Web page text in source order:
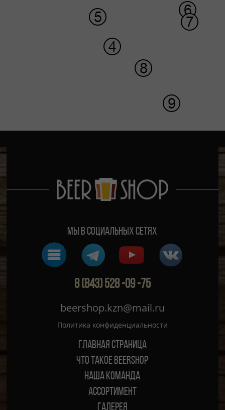
Мы в социальных сетях
8 (843) 528 -09 -75
beershop.kzn@mail.ru
Политика конфиденциальности
Главная страница
ЧТО ТАКОЕ BEERSHOP
Наша команда
Ассортимент